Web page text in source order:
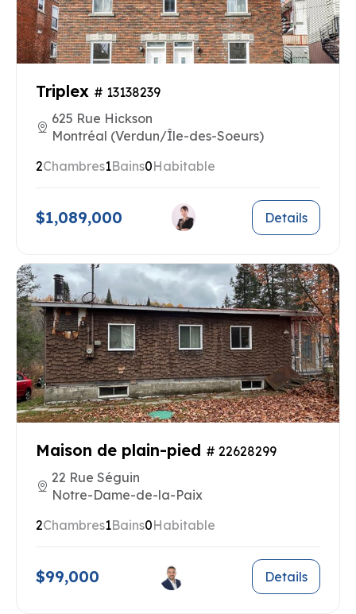
Triplex # 13138239
625 Rue Hickson
Montréal (Verdun/Île-des-Soeurs)
2Chambres1Bains0Habitable
$1,089,000 Details
Maison de plain-pied # 22628299
22 Rue Séguin
Notre-Dame-de-la-Paix
2Chambres1Bains0Habitable
$99,000 Details